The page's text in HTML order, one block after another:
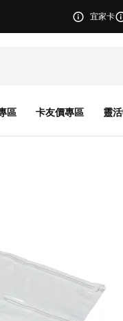
宜家卡
區 卡友價專區 靈